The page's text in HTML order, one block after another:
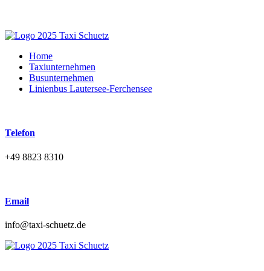
Home
Taxiunternehmen
Busunternehmen
Linienbus Lautersee-Ferchensee
Telefon
+49 8823 8310
Email
ed.zteuhcs-ixat@ofni